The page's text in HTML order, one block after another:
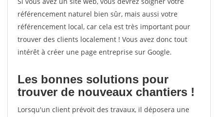
référencement naturel bien sûr, mais aussi votre
référencement local, car cela est très important pour
trouver des clients localement ! Vous avez donc tout
intérêt à créer une page entreprise sur Google.
Les bonnes solutions pour
trouver de nouveaux chantiers !
Lorsqu'un client prévoit des travaux, il déposera une